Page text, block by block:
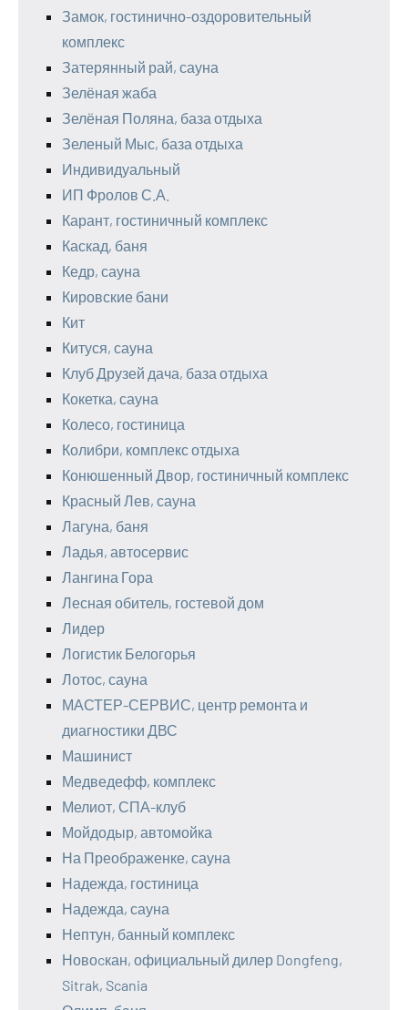
Замок, гостинично-оздоровительный
комплекс
Затерянный рай, сауна
Зелёная жаба
Зелёная Поляна, база отдыха
Зеленый Мыс, база отдыха
Индивидуальный
ИП Фролов С.А.
Карант, гостиничный комплекс
Каскад, баня
Кедр, сауна
Кировские бани
Кит
Китуся, сауна
Клуб Друзей дача, база отдыха
Кокетка, сауна
Колесо, гостиница
Колибри, комплекс отдыха
Конюшенный Двор, гостиничный комплекс
Красный Лев, сауна
Лагуна, баня
Ладья, автосервис
Лангина Гора
Лесная обитель, гостевой дом
Лидер
Логистик Белогорья
Лотос, сауна
МАСТЕР-СЕРВИС, центр ремонта и
диагностики ДВС
Машинист
Медведефф, комплекс
Мелиот, СПА-клуб
Мойдодыр, автомойка
На Преображенке, сауна
Надежда, гостиница
Надежда, сауна
Нептун, банный комплекс
Новоcкан, официальный дилер Dongfeng,
Sitrak, Scania